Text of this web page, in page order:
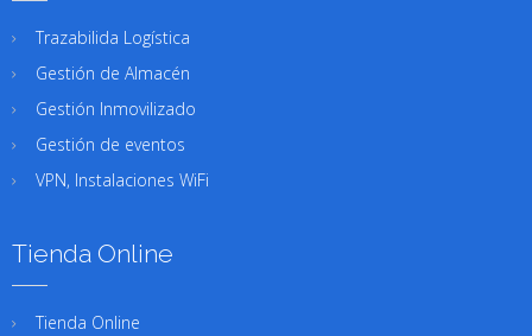
Trazabilida Logística
Gestión de Almacén
Gestión Inmovilizado
Gestión de eventos
VPN, Instalaciones WiFi
Tienda Online
Tienda Online